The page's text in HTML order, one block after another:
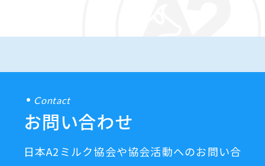
Contact
お問い合わせ
日本A2ミルク協会や協会活動へのお問い合